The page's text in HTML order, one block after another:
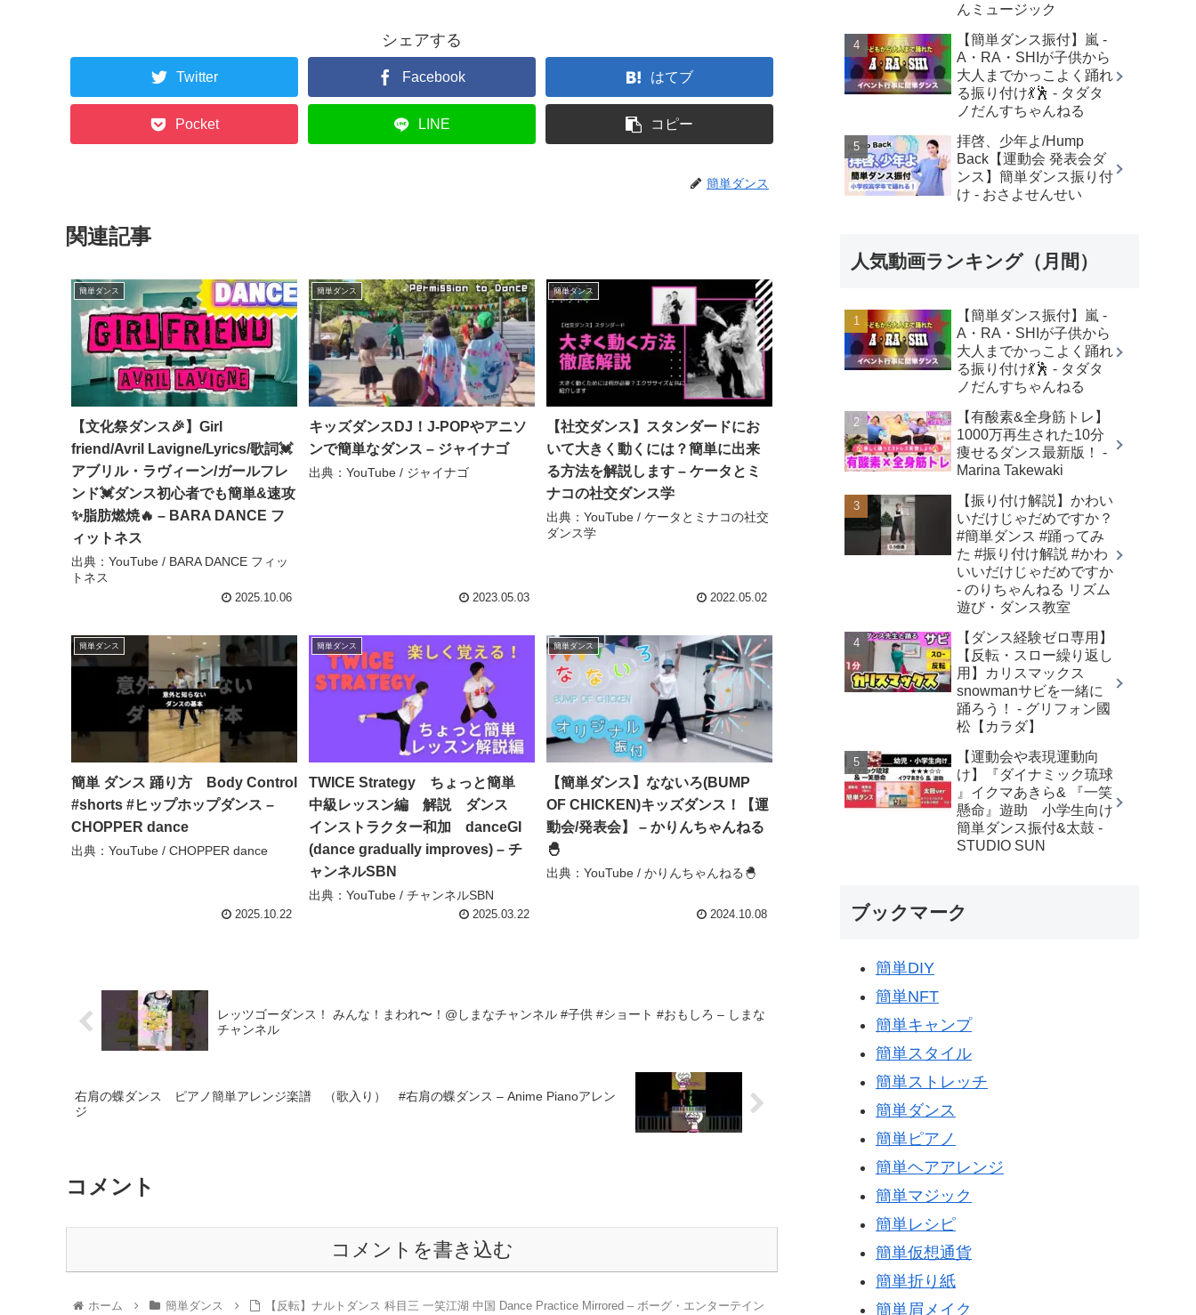
シェアする
Twitter Facebook はてブ
Pocket LINE コピー
簡単ダンス
関連記事
簡単ダンス
【文化祭ダンス🎉】Girl
friend/Avril Lavigne/Lyrics/歌詞💓
アブリル・ラヴィーン/ガールフレ
ンド💓ダンス初心者でも簡単&速攻
✨脂肪燃焼🔥 – BARA DANCE フ
ィットネス
出典：YouTube / BARA DANCE フィッ
トネス
2025.10.06
簡単ダンス
キッズダンスDJ！J-POPやアニソ
ンで簡単なダンス – ジャイナゴ
出典：YouTube / ジャイナゴ
2023.05.03
簡単ダンス
【社交ダンス】スタンダードにお
いて大きく動くには？簡単に出来
る方法を解説します – ケータとミ
ナコの社交ダンス学
出典：YouTube / ケータとミナコの社交
ダンス学
2022.05.02
簡単ダンス
簡単 ダンス 踊り方 Body Control
#shorts #ヒップホップダンス –
CHOPPER dance
出典：YouTube / CHOPPER dance
2025.10.22
簡単ダンス
TWICE Strategy ちょっと簡単
中級レッスン編 解説 ダンス
インストラクター和加 danceGI
(dance gradually improves) – チ
ャンネルSBN
出典：YouTube / チャンネルSBN
2025.03.22
簡単ダンス
【簡単ダンス】なないろ(BUMP
OF CHICKEN)キッズダンス！【運
動会/発表会】 – かりんちゃんねる
🐣
出典：YouTube / かりんちゃんねる🐣
2024.10.08
レッツゴーダンス！ みんな！まわれ〜！@しまなチャンネル #子供 #ショート #おもしろ – しまな
チャンネル
右肩の蝶ダンス ピアノ簡単アレンジ楽譜 （歌入り） #右肩の蝶ダンス – Anime Pianoアレン
ジ
コメント
コメントを書き込む
ホーム 簡単ダンス 【反転】ナルトダンス 科目三 一笑江湖 中国 Dance Practice Mirrored – ボーグ・エンターテイン
んミュージック
【簡単ダンス振付】嵐 -
A・RA・SHIが子供から
大人までかっこよく踊れ
る振り付け💃🕺 - タダタ
ノだんすちゃんねる
拝啓、少年よ/Hump
Back【運動会 発表会ダ
ンス】簡単ダンス振り付
け - おさよせんせい
人気動画ランキング（月間）
【簡単ダンス振付】嵐 -
A・RA・SHIが子供から
大人までかっこよく踊れ
る振り付け💃🕺 - タダタ
ノだんすちゃんねる
【有酸素&全身筋トレ】
1000万再生された10分
痩せるダンス最新版！ -
Marina Takewaki
【振り付け解説】かわい
いだけじゃだめですか？
#簡単ダンス #踊ってみ
た #振り付け解説 #かわ
いいだけじゃだめですか
- のりちゃんねる リズム
遊び・ダンス教室
【ダンス経験ゼロ専用】
【反転・スロー繰り返し
用】カリスマックス
snowmanサビを一緒に
踊ろう！ - グリフォン國
松【カラダ】
【運動会や表現運動向
け】『ダイナミック琉球
』イクマあきら& 『一笑
懸命』遊助 小学生向け
簡単ダンス振付&太鼓 -
STUDIO SUN
ブックマーク
簡単DIY
簡単NFT
簡単キャンプ
簡単スタイル
簡単ストレッチ
簡単ダンス
簡単ピアノ
簡単ヘアアレンジ
簡単マジック
簡単レシピ
簡単仮想通貨
簡単折り紙
簡単眉メイク